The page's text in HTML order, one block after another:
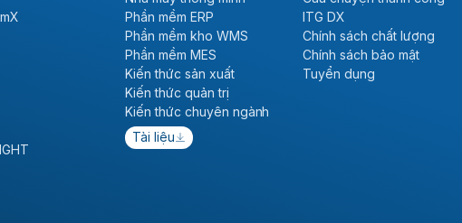
Phần mềm ERP
Phần mềm kho WMS
Phần mềm MES
Kiến thức sản xuất
Kiến thức quản trị
Kiến thức chuyên ngành
Tài liệu
ITG DX
Chính sách chất lượng
Chính sách bảo mật
Tuyển dụng